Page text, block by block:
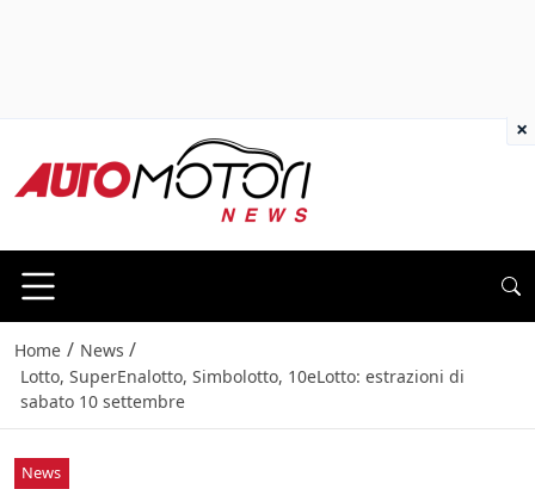
Home / News /
Lotto, SuperEnalotto, Simbolotto, 10eLotto: estrazioni di
sabato 10 settembre
News
×